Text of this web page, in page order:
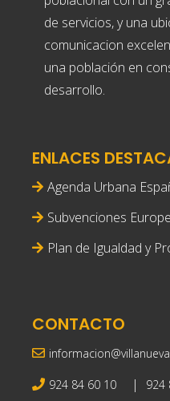
de servicios, y una
comunicacion
una población en
desarrollo.
ENLACES
Agenda Urbana
Subvenciones
Plan de Igualdad y
CONTACTO
924 84 60 10 | 924